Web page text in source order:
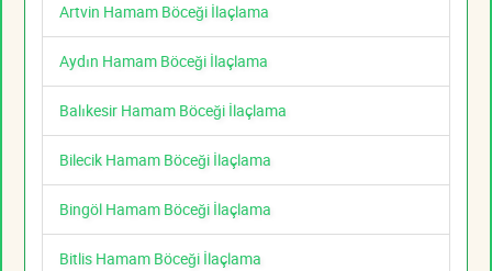
Artvin Hamam Böceği İlaçlama
Aydın Hamam Böceği İlaçlama
Balıkesir Hamam Böceği İlaçlama
Bilecik Hamam Böceği İlaçlama
Bingöl Hamam Böceği İlaçlama
Bitlis Hamam Böceği İlaçlama